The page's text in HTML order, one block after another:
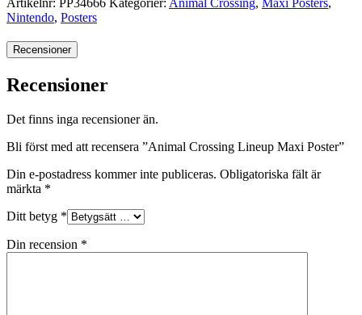
Nintendo, Posters
Recensioner
Recensioner
Det finns inga recensioner än.
Bli först med att recensera ”Animal Crossing Lineup Maxi Poster”
Din e-postadress kommer inte publiceras. Obligatoriska fält är
märkta *
Ditt betyg *
Din recension *